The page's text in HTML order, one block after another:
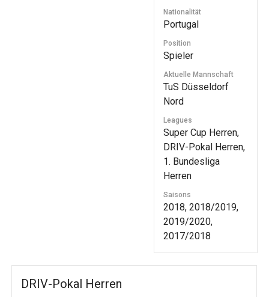
Nationalität
Portugal
Position
Spieler
Aktuelle Mannschaft
TuS Düsseldorf
Nord
Leagues
Super Cup Herren,
DRIV-Pokal Herren,
1. Bundesliga
Herren
Saisons
2018, 2018/2019,
2019/2020,
2017/2018
DRIV-Pokal Herren